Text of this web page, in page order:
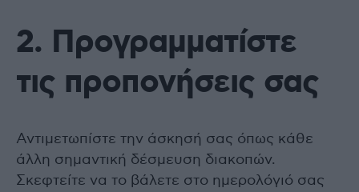
2. Προγραμματίστε
τις προπονήσεις σας
Αντιμετωπίστε την άσκησή σας όπως κάθε
άλλη σημαντική δέσμευση διακοπών.
Σκεφτείτε να το βάλετε στο ημερολόγιό σας